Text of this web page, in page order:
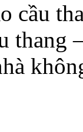
cầu
thang